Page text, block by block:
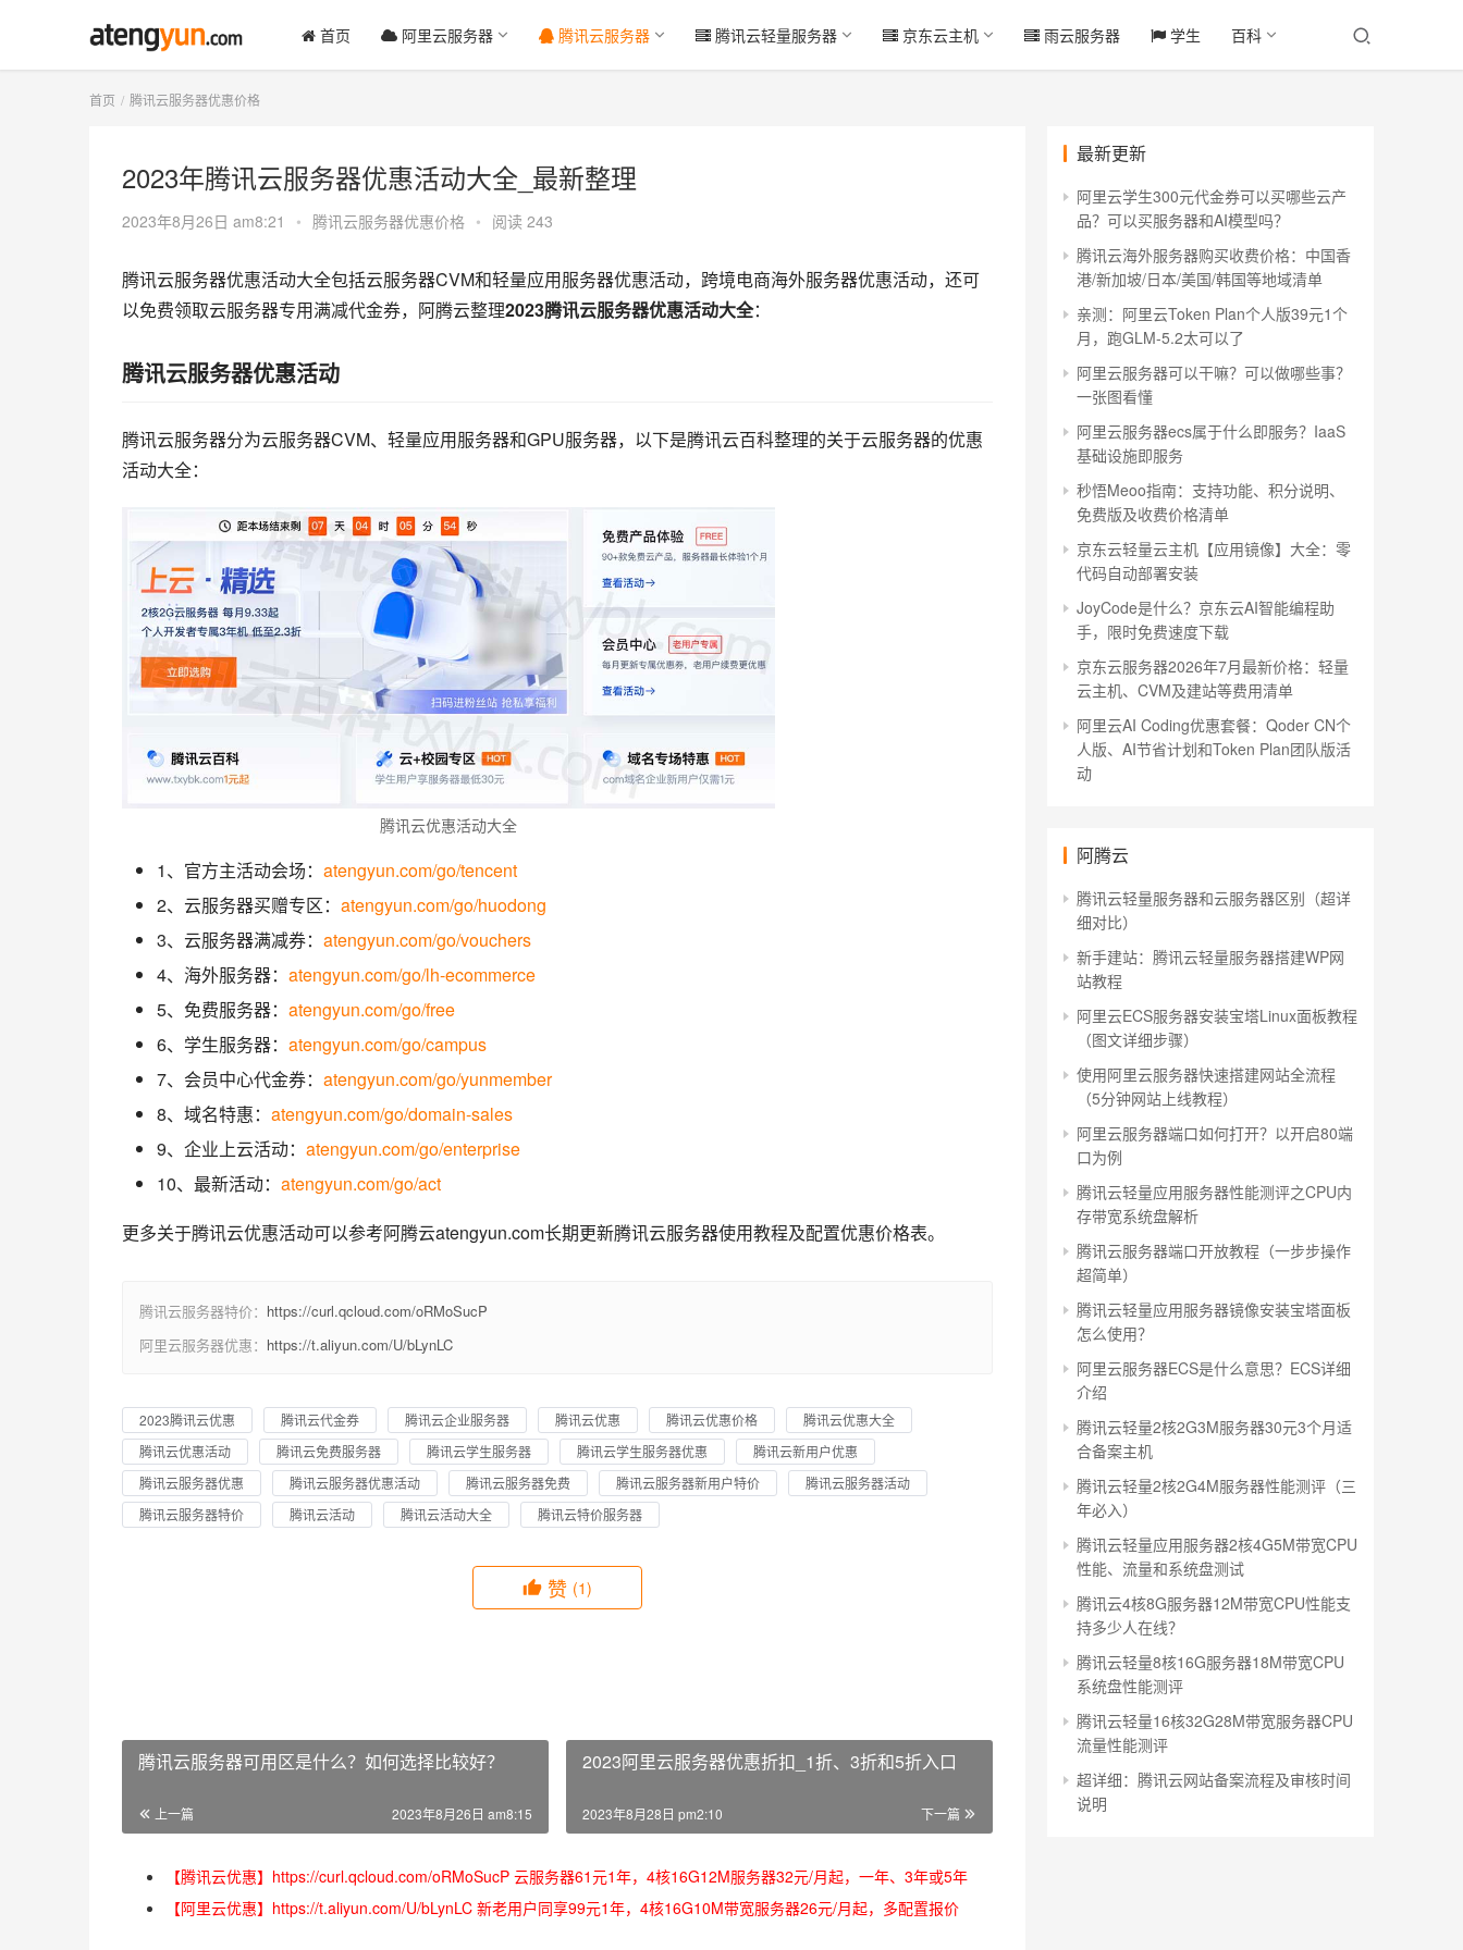
首页 阿里云服务器 腾讯云服务器 腾讯云轻量服务器 京东云主机 雨云服务器 学生 百科
首页 腾讯云服务器优惠价格
2023年腾讯云服务器优惠活动大全_最新整理
2023年8月26日 am8:21 • 腾讯云服务器优惠价格 • 阅读 243
腾讯云服务器优惠活动大全包括云服务器CVM和轻量应用服务器优惠活动，跨境电商海外服务器优惠活动，还可
以免费领取云服务器专用满减代金券，阿腾云整理2023腾讯云服务器优惠活动大全：
腾讯云服务器优惠活动
腾讯云服务器分为云服务器CVM、轻量应用服务器和GPU服务器，以下是腾讯云百科整理的关于云服务器的优惠
活动大全：
腾讯云优惠活动大全
1、官方主活动会场： atengyun.com/go/tencent
2、云服务器买赠专区： atengyun.com/go/huodong
3、云服务器满减券： atengyun.com/go/vouchers
4、海外服务器： atengyun.com/go/lh-ecommerce
5、免费服务器： atengyun.com/go/free
6、学生服务器： atengyun.com/go/campus
7、会员中心代金券： atengyun.com/go/yunmember
8、域名特惠： atengyun.com/go/domain-sales
9、企业上云活动： atengyun.com/go/enterprise
10、最新活动： atengyun.com/go/act
更多关于腾讯云优惠活动可以参考阿腾云atengyun.com长期更新腾讯云服务器使用教程及配置优惠价格表。
腾讯云服务器特价： https://curl.qcloud.com/oRMoSucP
阿里云服务器优惠： https://t.aliyun.com/U/bLynLC
2023腾讯云优惠 腾讯云代金券 腾讯云企业服务器 腾讯云优惠 腾讯云优惠价格
腾讯云优惠大全
腾讯云优惠活动
腾讯云免费服务器 腾讯云学生服务器 腾讯云学生服务器优惠
腾讯云新用户优惠
腾讯云服务器优惠
腾讯云服务器优惠活动 腾讯云服务器免费 腾讯云服务器新用户特价
腾讯云服务器活动
腾讯云服务器特价
腾讯云活动 腾讯云活动大全 腾讯云特价服务器
赞 (1)
腾讯云服务器可用区是什么？如何选择比较好？
上一篇 2023年8月26日 am8:15
2023阿里云服务器优惠折扣_1折、3折和5折入口
下一篇
2023年8月28日 pm2:10
【腾讯云优惠】https://curl.qcloud.com/oRMoSucP 云服务器61元1年，4核16G12M服务器32元/月起，一年、3年或5年
【阿里云优惠】https://t.aliyun.com/U/bLynLC 新老用户同享99元1年，4核16G10M带宽服务器26元/月起，多配置报价
最新更新
阿里云学生300元代金券可以买哪些云产
品？可以买服务器和AI模型吗？
腾讯云海外服务器购买收费价格：中国香
港/新加坡/日本/美国/韩国等地域清单
亲测：阿里云Token Plan个人版39元1个
月，跑GLM-5.2太可以了
阿里云服务器可以干嘛？可以做哪些事？
一张图看懂
阿里云服务器ecs属于什么即服务？IaaS
基础设施即服务
秒悟Meoo指南：支持功能、积分说明、
免费版及收费价格清单
京东云轻量云主机【应用镜像】大全：零
代码自动部署安装
JoyCode是什么？京东云AI智能编程助
手，限时免费速度下载
京东云服务器2026年7月最新价格：轻量
云主机、CVM及建站等费用清单
阿里云AI Coding优惠套餐：Qoder CN个
人版、AI节省计划和Token Plan团队版活
动
阿腾云
腾讯云轻量服务器和云服务器区别（超详
细对比）
新手建站：腾讯云轻量服务器搭建WP网
站教程
阿里云ECS服务器安装宝塔Linux面板教程
（图文详细步骤）
使用阿里云服务器快速搭建网站全流程
（5分钟网站上线教程）
阿里云服务器端口如何打开？以开启80端
口为例
腾讯云轻量应用服务器性能测评之CPU内
存带宽系统盘解析
腾讯云服务器端口开放教程（一步步操作
超简单）
腾讯云轻量应用服务器镜像安装宝塔面板
怎么使用？
阿里云服务器ECS是什么意思？ECS详细
介绍
腾讯云轻量2核2G3M服务器30元3个月适
合备案主机
腾讯云轻量2核2G4M服务器性能测评（三
年必入）
腾讯云轻量应用服务器2核4G5M带宽CPU
性能、流量和系统盘测试
腾讯云4核8G服务器12M带宽CPU性能支
持多少人在线？
腾讯云轻量8核16G服务器18M带宽CPU
系统盘性能测评
腾讯云轻量16核32G28M带宽服务器CPU
流量性能测评
超详细：腾讯云网站备案流程及审核时间
说明